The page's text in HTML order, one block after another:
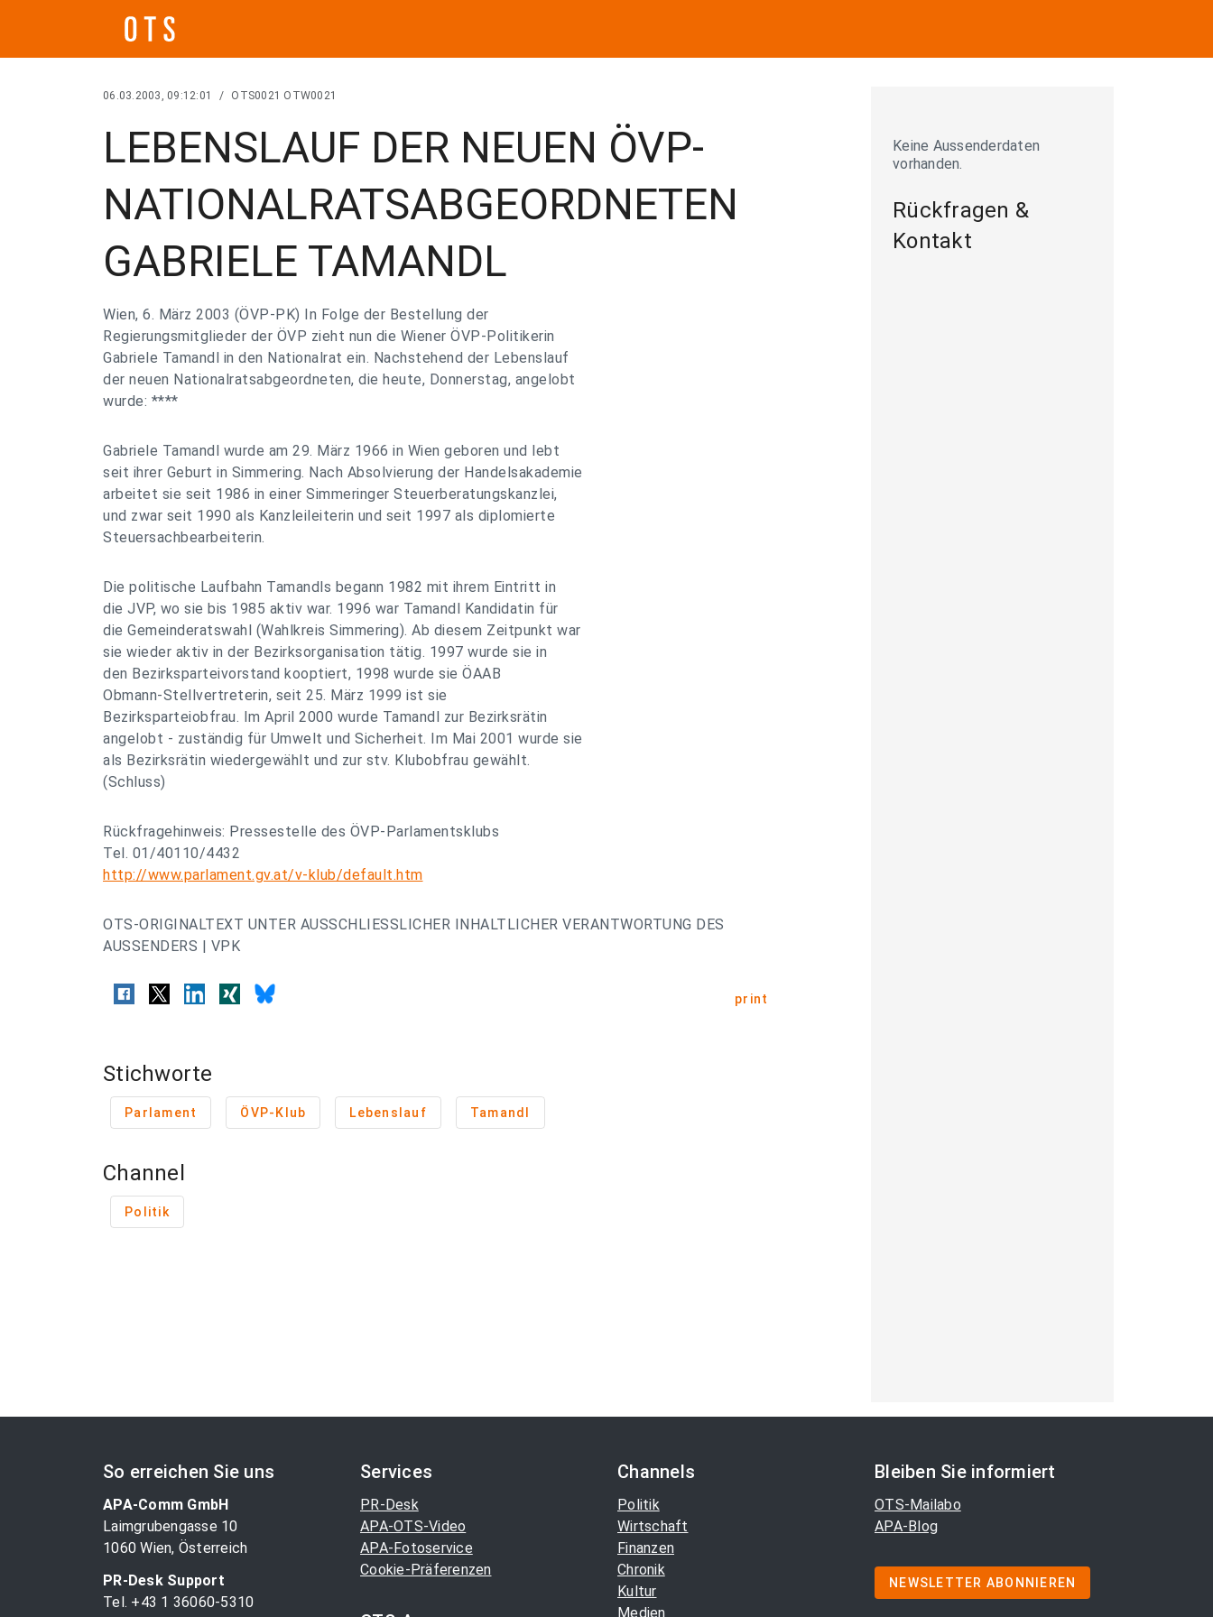
06.03.2003, 09:12:01 / OTS0021 OTW0021
LEBENSLAUF DER NEUEN ÖVP-
NATIONALRATSABGEORDNETEN
GABRIELE TAMANDL
Wien, 6. März 2003 (ÖVP-PK) In Folge der Bestellung der
Regierungsmitglieder der ÖVP zieht nun die Wiener ÖVP-Politikerin
Gabriele Tamandl in den Nationalrat ein. Nachstehend der Lebenslauf
der neuen Nationalratsabgeordneten, die heute, Donnerstag, angelobt
wurde: ****
Gabriele Tamandl wurde am 29. März 1966 in Wien geboren und lebt
seit ihrer Geburt in Simmering. Nach Absolvierung der Handelsakademie
arbeitet sie seit 1986 in einer Simmeringer Steuerberatungskanzlei,
und zwar seit 1990 als Kanzleileiterin und seit 1997 als diplomierte
Steuersachbearbeiterin.
Die politische Laufbahn Tamandls begann 1982 mit ihrem Eintritt in
die JVP, wo sie bis 1985 aktiv war. 1996 war Tamandl Kandidatin für
die Gemeinderatswahl (Wahlkreis Simmering). Ab diesem Zeitpunkt war
sie wieder aktiv in der Bezirksorganisation tätig. 1997 wurde sie in
den Bezirksparteivorstand kooptiert, 1998 wurde sie ÖAAB
Obmann-Stellvertreterin, seit 25. März 1999 ist sie
Bezirksparteiobfrau. Im April 2000 wurde Tamandl zur Bezirksrätin
angelobt - zuständig für Umwelt und Sicherheit. Im Mai 2001 wurde sie
als Bezirksrätin wiedergewählt und zur stv. Klubobfrau gewählt.
(Schluss)
Rückfragehinweis: Pressestelle des ÖVP-Parlamentsklubs
Tel. 01/40110/4432
http://www.parlament.gv.at/v-klub/default.htm
OTS-ORIGINALTEXT UNTER AUSSCHLIESSLICHER INHALTLICHER VERANTWORTUNG DES
AUSSENDERS | VPK
print
Stichworte
Parlament ÖVP-Klub Lebenslauf Tamandl
Channel
Politik
Keine Aussenderdaten
vorhanden.
Rückfragen &
Kontakt
So erreichen Sie uns
APA-Comm GmbH
Laimgrubengasse 10
1060 Wien, Österreich
PR-Desk Support
Tel. +43 1 36060-5310
Services
PR-Desk
APA-OTS-Video
APA-Fotoservice
Cookie-Präferenzen
Channels
Politik
Wirtschaft
Finanzen
Chronik
Kultur
Medien
Bleiben Sie informiert
OTS-Mailabo
APA-Blog
NEWSLETTER ABONNIEREN